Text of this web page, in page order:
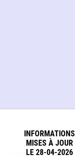
INFORMATIONS
MISES À JOUR
LE 28-04-2026